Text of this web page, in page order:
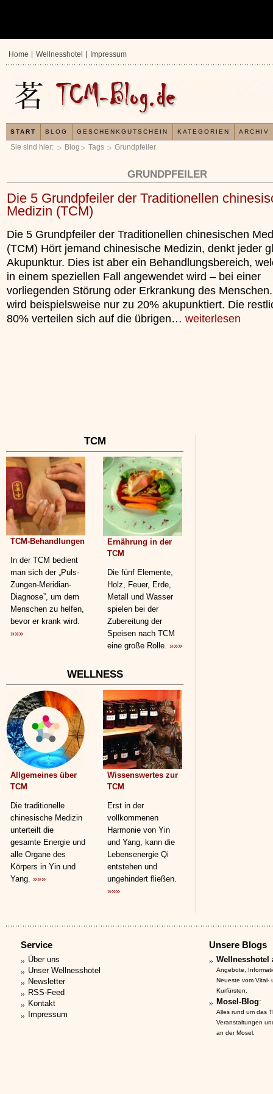
Sie sind hier: Blog Tags Grundpfeiler
GRUNDPFEILER
Die 5 Grundpfeiler der Traditionellen
Medizin (TCM)
Die 5 Grundpfeiler der Traditionellen chinesischen
(TCM) Hört jemand chinesische Medizin, denkt jeder
Akupunktur. Dies ist aber ein Behandlungsbereich,
in einem speziellen Fall angewendet wird – bei einer
vorliegenden Störung oder Erkrankung des
wird beispielsweise nur zu 20% akupunktiert. Die
80% verteilen sich auf die übrigen… weiterlesen
TCM
TCM-Behandlungen
In der TCM bedient
man sich der „Puls-
Zungen-Meridian-
Diagnose”, um dem
Menschen zu helfen,
bevor er krank wird.
»»»
Ernährung in der
TCM
Die fünf Elemente,
Holz, Feuer, Erde,
Metall und Wasser
spielen bei der
Zubereitung der
Speisen nach TCM
eine große Rolle. »»»
WELLNESS
Allgemeines über
TCM
Die traditionelle
chinesische Medizin
unterteilt die
gesamte Energie und
alle Organe des
Körpers in Yin und
Yang. »»»
Wissenswertes zur
TCM
Erst in der
vollkommenen
Harmonie von Yin
und Yang, kann die
Lebensenergie Qi
entstehen und
ungehindert fließen.
»»»
In der TCM sind
Organismus
unterliegt.
»»»
Home Wellnesshotel Impressum
START BLOG GESCHENKGUTSCHEIN KATEGORIEN ARCHIV
Service
Über uns
Unser Wellnesshotel
Newsletter
RSS-Feed
Kontakt
Impressum
Unsere Blogs
Wellnesshotel
Angebote,
Neueste vom Vital-
Kurfürsten.
Mosel-Blog:
Alles rund um das
Veranstaltungen
an der Mosel.